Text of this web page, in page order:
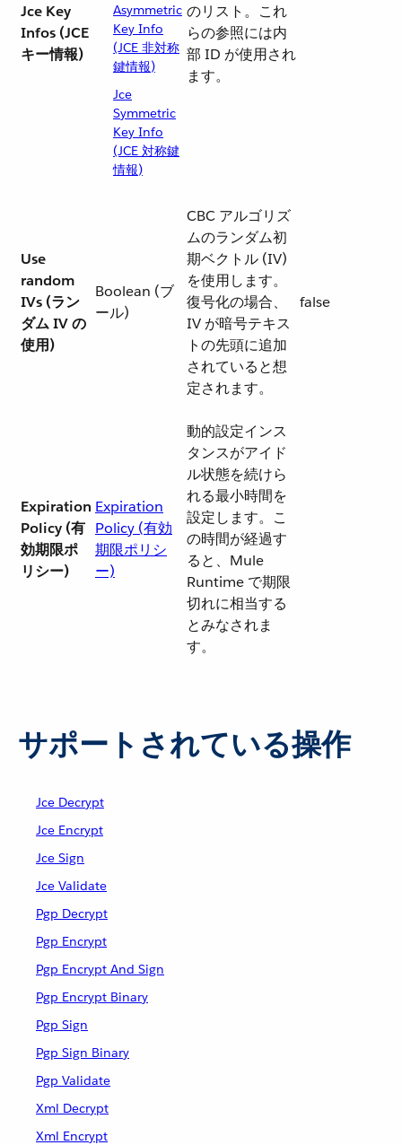
Jce Key
Infos (JCE
キー情報)
Asymmetric
Key Info
(JCE 非対称
鍵情報)
Jce
Symmetric
Key Info
(JCE 対称鍵
情報)
のリスト。これ
らの参照には内
部 ID が使用され
ます。
Use
random
IVs (ラン
ダム IV の
使用)
Boolean (ブ
ール)
CBC アルゴリズ
ムのランダム初
期ベクトル (IV)
を使用します。
復号化の場合、
IV が暗号テキス
トの先頭に追加
されていると想
定されます。
false
Expiration
Policy (有
効期限ポ
リシー)
Expiration
Policy (有効
期限ポリシ
ー)
動的設定インス
タンスがアイド
ル状態を続けら
れる最小時間を
設定します。こ
の時間が経過す
ると、Mule
Runtime で期限
切れに相当する
とみなされま
す。
サポートされている操作
Jce Decrypt
Jce Encrypt
Jce Sign
Jce Validate
Pgp Decrypt
Pgp Encrypt
Pgp Encrypt And Sign
Pgp Encrypt Binary
Pgp Sign
Pgp Sign Binary
Pgp Validate
Xml Decrypt
Xml Encrypt